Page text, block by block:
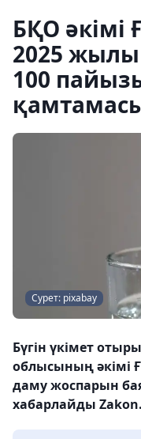
БҚО әкімі
2025
100
Сурет: pixabay
Бүгін үкімет
облысының әкімі
даму жоспарын
хабарлайды